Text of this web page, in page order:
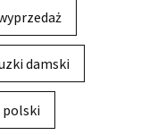
damski
polski